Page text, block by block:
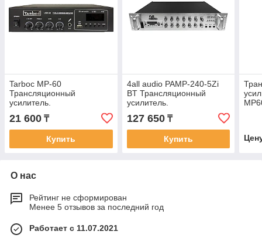
Tarboc MP-60
Трансляционный
усилитель.
21 600 ₸
Купить
4all audio PAMP-240-5Zi
BT Трансляционный
усилитель.
127 650₸
Купить
О нас
Рейтинг не сформирован
Менее 5 отзывов за последний год
Работает с 11.07.2021